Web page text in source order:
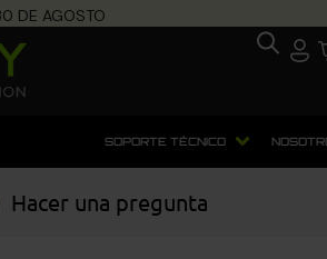
DE AGOSTO
SOPORTE TÉCNICO
Hacer una pregunta